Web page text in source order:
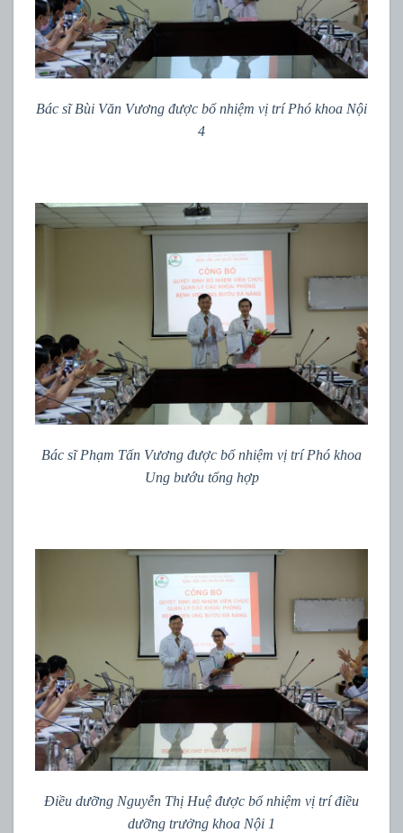
Bác sĩ Bùi Văn Vương được bổ nhiệm vị trí Phó khoa Nội
4
Bác sĩ Phạm Tấn Vương được bổ nhiệm vị trí Phó khoa
Ung bướu tổng hợp
Điều dưỡng Nguyễn Thị Huệ được bổ nhiệm vị trí điều
dưỡng trưởng khoa Nội 1